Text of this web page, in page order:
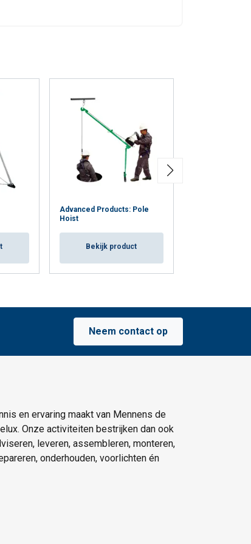
Advanced Products: Pole
Hoist
Bekijk product
Neem contact op
en ervaring maakt van Mennens de
Onze activiteiten bestrijken dan ook
leveren, assembleren, monteren,
onderhouden, voorlichten én